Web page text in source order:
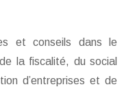
et conseils dans le
la fiscalité, du social
d’entreprises et de